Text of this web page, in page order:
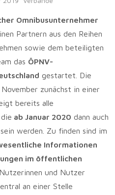
Omnibusunternehmer
Partnern aus den Reihen
sowie dem beteiligten
das ÖPNV-
gestartet. Die
November zunächst in einer
bereits alle
ab Januar 2020 dann auch
werden. Zu finden sind im
Informationen
im öffentlichen
. Nutzerinnen und Nutzer
an einer Stelle